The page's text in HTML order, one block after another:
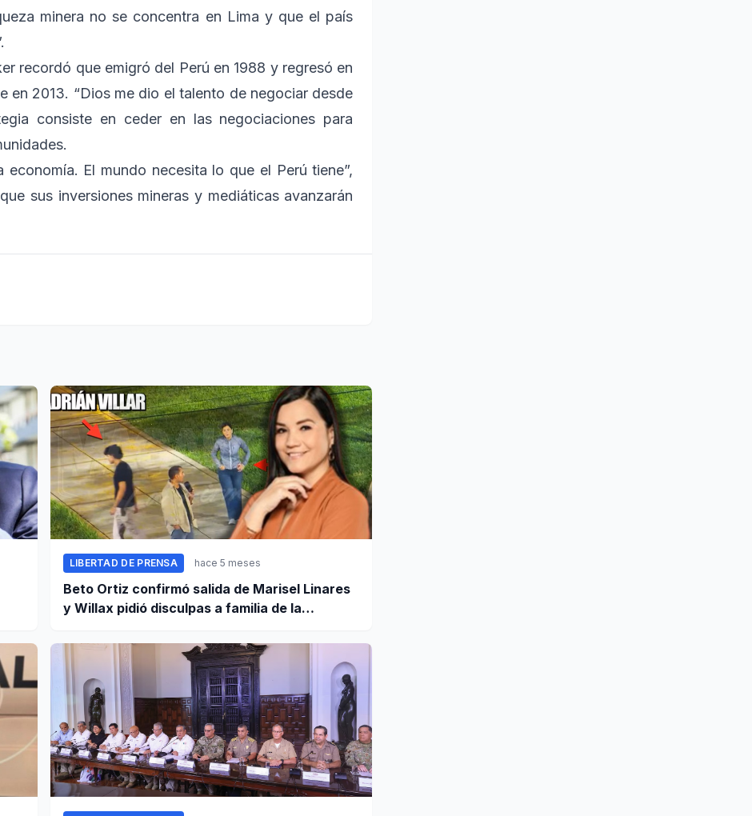
minera no se concentra en Lima y que el país
recordó que emigró del Perú en 1988 y regresó en
en 2013. “Dios me dio el talento de negociar desde
consiste en ceder en las negociaciones para
El mundo necesita lo que el Perú tiene”,
sus inversiones mineras y mediáticas avanzarán
LIBERTAD DE PRENSA hace 5 meses
Beto Ortiz confirmó salida de Marisel Linares
y Willax pidió disculpas a familia de la